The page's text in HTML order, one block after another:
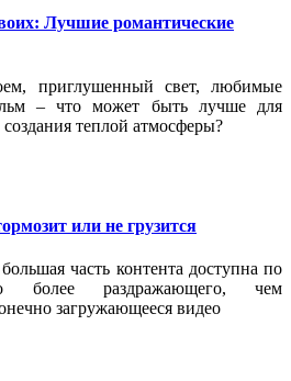
Лучшие романтические
приглушенный свет, любимые
– что может быть лучше для
теплой атмосферы?
или не грузится
часть контента доступна по
более раздражающего, чем
загружающееся видео